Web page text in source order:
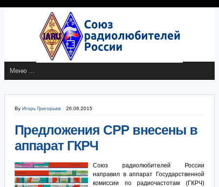
By Игорь Григорьев 26.08.2015
Предложения СРР внесены в
аппарат ГКРЧ
Союз радиолюбителей России
направил в аппарат Государственной
комиссии по радиочастотам (ГКРЧ)